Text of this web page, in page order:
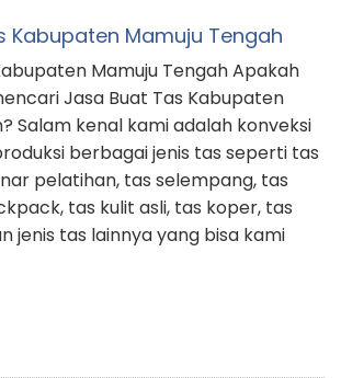
Kabupaten Mamuju Tengah
Mamuju Tengah Apakah
Jasa Buat Tas Kabupaten
Salam kenal kami adalah konveksi
berbagai jenis tas seperti tas
pelatihan, tas selempang, tas
tas kulit asli, tas koper, tas
jenis tas lainnya yang bisa kami